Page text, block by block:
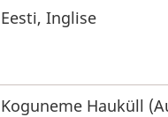
Eesti, Inglise
Koguneme Hauküll